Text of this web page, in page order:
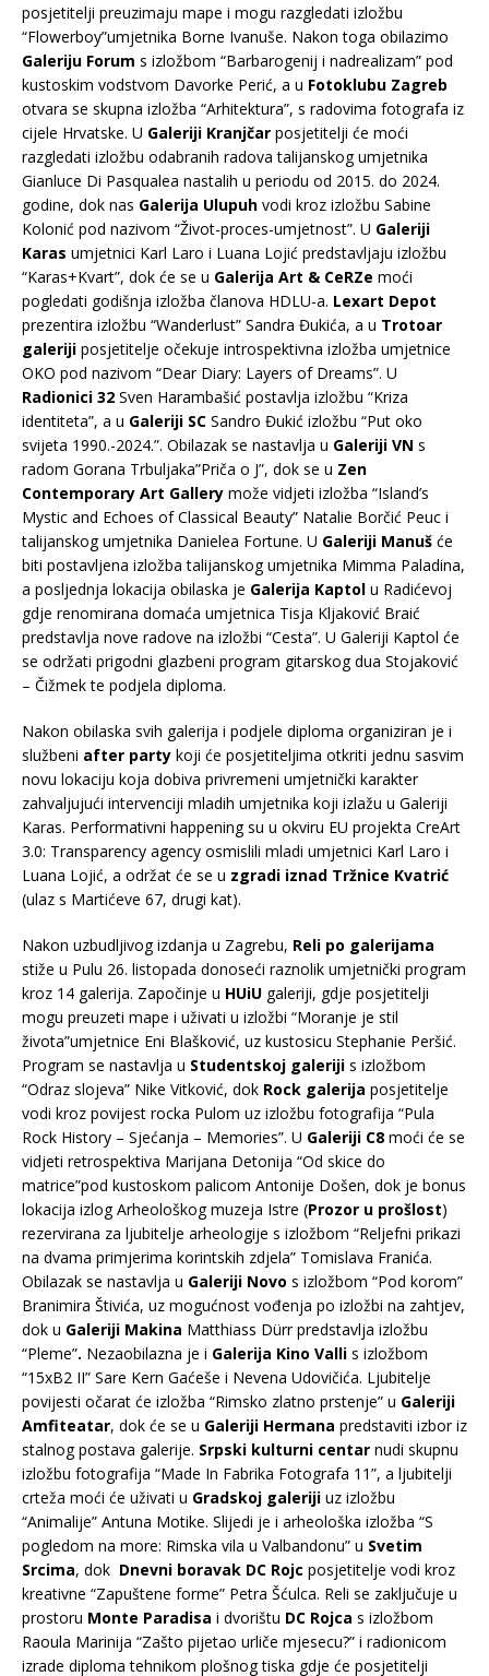
posjetitelji preuzimaju mape i mogu razgledati izložbu
“Flowerboy”umjetnika Borne Ivanuše. Nakon toga obilazimo
Galeriju Forum s izložbom “Barbarogenij i nadrealizam” pod
kustoskim vodstvom Davorke Perić, a u Fotoklubu Zagreb
otvara se skupna izložba “Arhitektura”, s radovima fotografa iz
cijele Hrvatske. U Galeriji Kranjčar posjetitelji će moći
razgledati izložbu odabranih radova talijanskog umjetnika
Gianluce Di Pasqualea nastalih u periodu od 2015. do 2024.
godine, dok nas Galerija Ulupuh vodi kroz izložbu Sabine
Kolonić pod nazivom “Život-proces-umjetnost”. U Galeriji
Karas umjetnici Karl Laro i Luana Lojić predstavljaju izložbu
“Karas+Kvart”, dok će se u Galerija Art & CeRZe moći
pogledati godišnja izložba članova HDLU-a. Lexart Depot
prezentira izložbu “Wanderlust” Sandra Đukića, a u Trotoar
galeriji posjetitelje očekuje introspektivna izložba umjetnice
OKO pod nazivom “Dear Diary: Layers of Dreams”. U
Radionici 32 Sven Harambašić postavlja izložbu “Kriza
identiteta”, a u Galeriji SC Sandro Đukić izložbu “Put oko
svijeta 1990.-2024.”. Obilazak se nastavlja u Galeriji VN s
radom Gorana Trbuljaka”Priča o J”, dok se u Zen
Contemporary Art Gallery može vidjeti izložba “Island’s
Mystic and Echoes of Classical Beauty” Natalie Borčić Peuc i
talijanskog umjetnika Danielea Fortune. U Galeriji Manuš će
biti postavljena izložba talijanskog umjetnika Mimma Paladina,
a posljednja lokacija obilaska je Galerija Kaptol u Radićevoj
gdje renomirana domaća umjetnica Tisja Kljaković Braić
predstavlja nove radove na izložbi “Cesta”. U Galeriji Kaptol će
se održati prigodni glazbeni program gitarskog dua Stojaković
– Čižmek te podjela diploma.
Nakon obilaska svih galerija i podjele diploma organiziran je i
službeni after party koji će posjetiteljima otkriti jednu sasvim
novu lokaciju koja dobiva privremeni umjetnički karakter
zahvaljujući intervenciji mladih umjetnika koji izlažu u Galeriji
Karas. Performativni happening su u okviru EU projekta CreArt
3.0: Transparency agency osmislili mladi umjetnici Karl Laro i
Luana Lojić, a održat će se u zgradi iznad Tržnice Kvatrić
(ulaz s Martićeve 67, drugi kat).
Nakon uzbudljivog izdanja u Zagrebu, Reli po galerijama
stiže u Pulu 26. listopada donoseći raznolik umjetnički program
kroz 14 galerija. Započinje u HUiU galeriji, gdje posjetitelji
mogu preuzeti mape i uživati u izložbi “Moranje je stil
života”umjetnice Eni Blašković, uz kustosicu Stephanie Peršić.
Program se nastavlja u Studentskoj galeriji s izložbom
“Odraz slojeva” Nike Vitković, dok Rock galerija posjetitelje
vodi kroz povijest rocka Pulom uz izložbu fotografija “Pula
Rock History – Sjećanja – Memories”. U Galeriji C8 moći će se
vidjeti retrospektiva Marijana Detonija “Od skice do
matrice”pod kustoskom palicom Antonije Došen, dok je bonus
lokacija izlog Arheološkog muzeja Istre (Prozor u prošlost)
rezervirana za ljubitelje arheologije s izložbom “Reljefni prikazi
na dvama primjerima korintskih zdjela” Tomislava Franića.
Obilazak se nastavlja u Galeriji Novo s izložbom “Pod korom”
Branimira Štivića, uz mogućnost vođenja po izložbi na zahtjev,
dok u Galeriji Makina Matthiass Dürr predstavlja izložbu
“Pleme”. Nezaobilazna je i Galerija Kino Valli s izložbom
“15xB2 II” Sare Kern Gaćeše i Nevena Udovičića. Ljubitelje
povijesti očarat će izložba “Rimsko zlatno prstenje” u Galeriji
Amfiteatar, dok će se u Galeriji Hermana predstaviti izbor iz
stalnog postava galerije. Srpski kulturni centar nudi skupnu
izložbu fotografija “Made In Fabrika Fotografa 11”, a ljubitelji
crteža moći će uživati u Gradskoj galeriji uz izložbu
“Animalije” Antuna Motike. Slijedi je i arheološka izložba “S
pogledom na more: Rimska vila u Valbandonu” u Svetim
Srcima, dok Dnevni boravak DC Rojc posjetitelje vodi kroz
kreativne “Zapuštene forme” Petra Šćulca. Reli se zaključuje u
prostoru Monte Paradisa i dvorištu DC Rojca s izložbom
Raoula Marinija “Zašto pijetao urliče mjesecu?” i radionicom
izrade diploma tehnikom plošnog tiska gdje će posjetitelji